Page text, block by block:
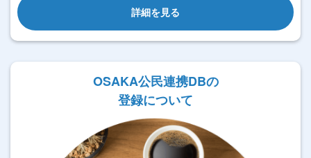
詳細を見る
OSAKA公民連携DBの
登録について